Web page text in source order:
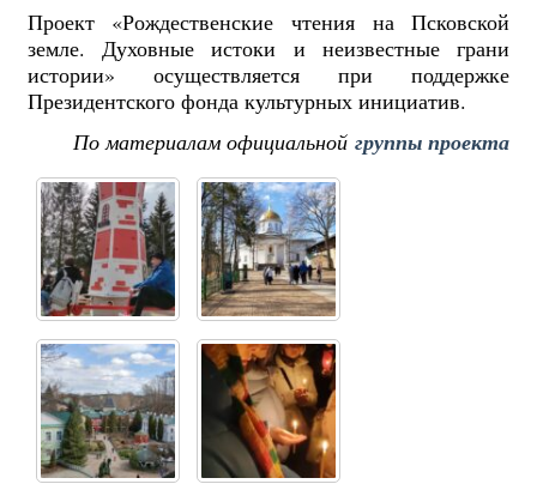
Проект «Рождественские чтения на Псковской
земле. Духовные истоки и неизвестные грани
истории» осуществляется при поддержке
Президентского фонда культурных инициатив.
По материалам официальнойгруппы проекта